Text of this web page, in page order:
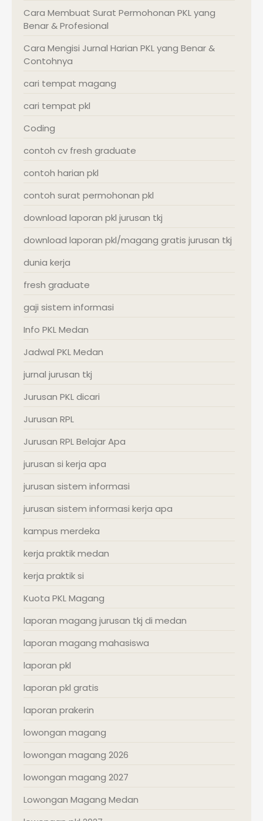
Cara Membuat Surat Permohonan PKL yang
Benar & Profesional
Cara Mengisi Jurnal Harian PKL yang Benar &
Contohnya
cari tempat magang
cari tempat pkl
Coding
contoh cv fresh graduate
contoh harian pkl
contoh surat permohonan pkl
download laporan pkl jurusan tkj
download laporan pkl/magang gratis jurusan tkj
dunia kerja
fresh graduate
gaji sistem informasi
Info PKL Medan
Jadwal PKL Medan
jurnal jurusan tkj
Jurusan PKL dicari
Jurusan RPL
Jurusan RPL Belajar Apa
jurusan si kerja apa
jurusan sistem informasi
jurusan sistem informasi kerja apa
kampus merdeka
kerja praktik medan
kerja praktik si
Kuota PKL Magang
laporan magang jurusan tkj di medan
laporan magang mahasiswa
laporan pkl
laporan pkl gratis
laporan prakerin
lowongan magang
lowongan magang 2026
lowongan magang 2027
Lowongan Magang Medan